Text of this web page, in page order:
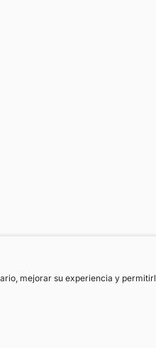
mejorar su experiencia y